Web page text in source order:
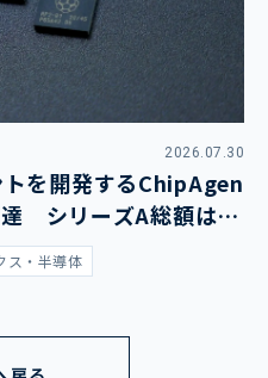
2026.07.30
を開発するChipAgen
シリーズA総額は1
ス・半導体